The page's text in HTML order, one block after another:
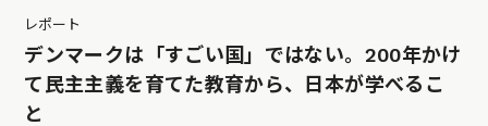
レポート
デンマークは「すごい国」ではない。200年かけ
て民主主義を育てた教育から、日本が学べるこ
と